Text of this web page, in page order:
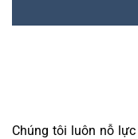
Chúng tôi luôn nỗ